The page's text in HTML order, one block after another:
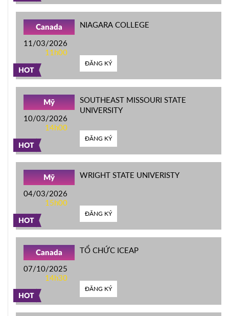
HOT
Canada
11/03/2026
11h00
NIAGARA COLLEGE
ĐĂNG KÝ
HOT
Mỹ
10/03/2026
14h00
SOUTHEAST MISSOURI STATE
UNIVERSITY
ĐĂNG KÝ
HOT
Mỹ
04/03/2026
15h00
WRIGHT STATE UNIVERISTY
ĐĂNG KÝ
HOT
Canada
07/10/2025
14h30
TỔ CHỨC ICEAP
ĐĂNG KÝ